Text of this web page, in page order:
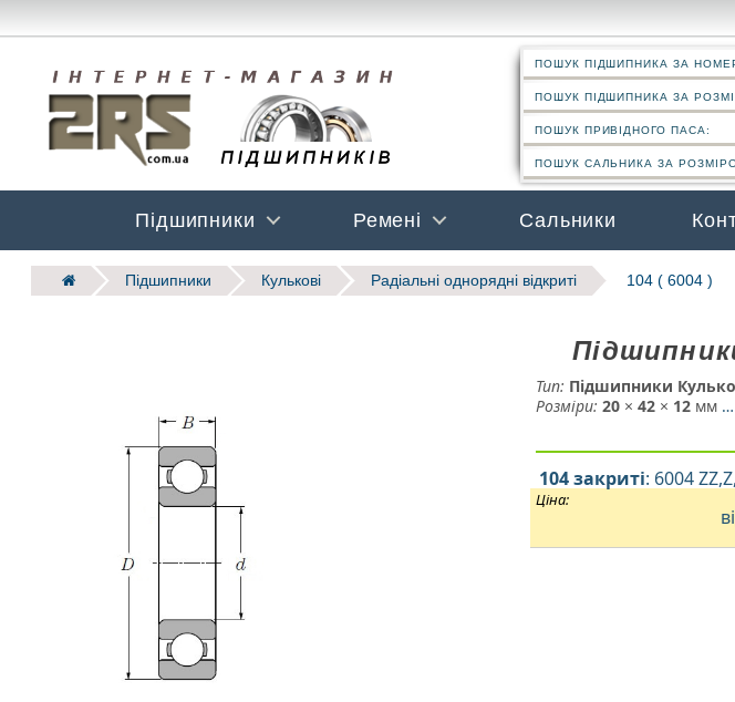
ПОШУК ПІДШИПНИКА ЗА
ПОШУК ПІДШИПНИКА ЗА
ПОШУК ПРИВІДНОГО ПАСА:
ПОШУК САЛЬНИКА ЗА
Підшипники Ремені Сальники
Підшипники Кулькові Радіальні однорядні відкриті 104 ( 6004 )
Тип: Підшипники
Розміри: 20× 42× 12мм …
104 закриті: 6004
Ціна: